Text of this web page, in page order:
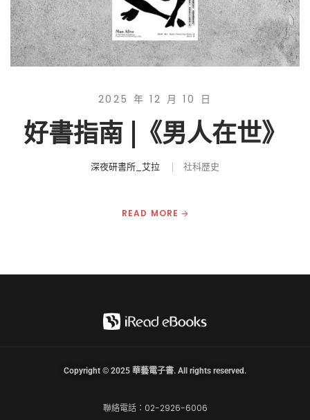
2025 年 12 月 10 日
好書指南 |《男人在世》
深夜研書所_艾拉 社科歷史
READ MORE
聯絡電話：02-2926-6006
Copyright © 2025 華藝電子書. All rights reserved.